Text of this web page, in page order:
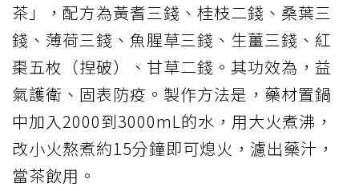
茶」，配方為黃耆三錢、桂枝二錢、桑葉三
錢、薄荷三錢、魚腥草三錢、生薑三錢、紅
棗五枚（揑破）、甘草二錢。其功效為，益
氣護衛、固表防疫。製作方法是，藥材置鍋
中加入2000到3000mL的水，用大火煮沸，
改小火熬煮約15分鐘即可熄火，濾出藥汁，
當茶飲用。